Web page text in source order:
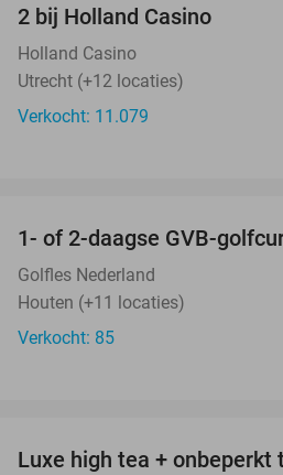
2 bij Holland Casino
Holland Casino
Utrecht (+12 locaties)
Verkocht: 11.079
1- of 2-daagse GVB-
Golfles Nederland
Houten (+11 locaties)
Verkocht: 85
Luxe high tea + onbeperkt